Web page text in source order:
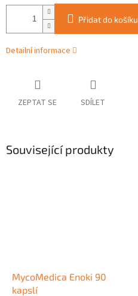
Přidat do košíku
Detailní informace
ZEPTAT SE SDÍLET
Související produkty
MycoMedica Enoki 90
kapslí